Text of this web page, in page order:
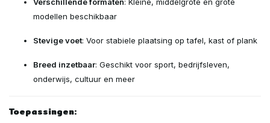
modellen beschikbaar
Stevige voet: Voor stabiele plaatsing op tafel, kast of plank
Breed inzetbaar: Geschikt voor sport, bedrijfsleven,
onderwijs, cultuur en meer
Toepassingen: